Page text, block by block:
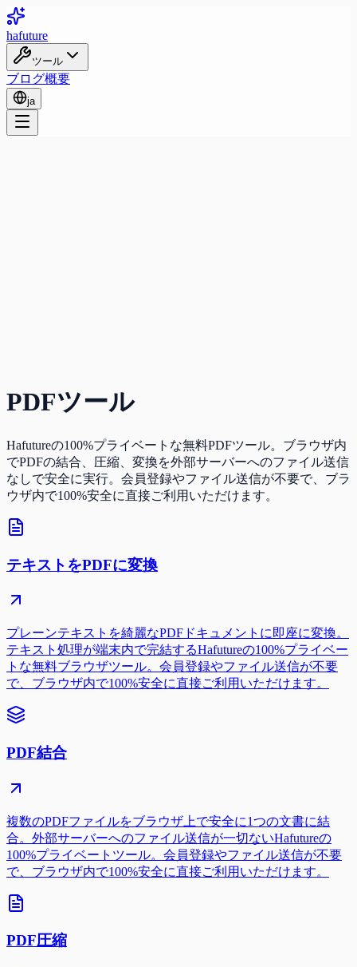
hafuture
ツール
ブログ概要
ja
PDFツール
Hafutureの100%プライベートな無料PDFツール。ブラウザ内
でPDFの結合、圧縮、変換を外部サーバーへのファイル送信
なしで安全に実行。会員登録やファイル送信が不要で、ブラ
ウザ内で100%安全に直接ご利用いただけます。
テキストをPDFに変換
プレーンテキストを綺麗なPDFドキュメントに即座に変換。
テキスト処理が端末内で完結するHafutureの100%プライベー
トな無料ブラウザツール。会員登録やファイル送信が不要
で、ブラウザ内で100%安全に直接ご利用いただけます。
PDF結合
複数のPDFファイルをブラウザ上で安全に1つの文書に結
合。外部サーバーへのファイル送信が一切ないHafutureの
100%プライベートツール。会員登録やファイル送信が不要
で、ブラウザ内で100%安全に直接ご利用いただけます。
PDF圧縮